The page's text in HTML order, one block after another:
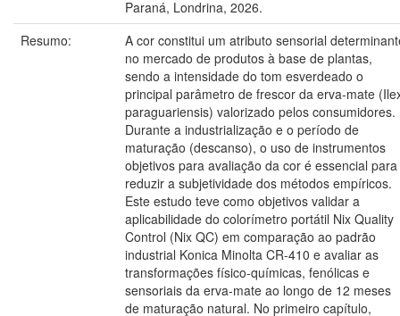
Paraná, Londrina, 2026.
Resumo:
A cor constitui um atributo sensorial
no mercado de produtos à base de plantas,
sendo a intensidade do tom esverdeado o
principal parâmetro de frescor da erva-mate
paraguariensis) valorizado pelos consumidores.
Durante a industrialização e o período de
maturação (descanso), o uso de instrumentos
objetivos para avaliação da cor é essencial para
reduzir a subjetividade dos métodos empíricos.
Este estudo teve como objetivos validar a
aplicabilidade do colorímetro portátil Nix Quality
Control (Nix QC) em comparação ao padrão
industrial Konica Minolta CR-410 e avaliar as
transformações físico-químicas, fenólicas e
sensoriais da erva-mate ao longo de 12 meses
de maturação natural. No primeiro capítulo,